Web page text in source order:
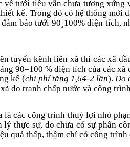
về tư­ới tiêu vẫn chưa tư­ơng
kế. Trong đó có hệ thống mới
bảo tưới 90 100% diện tích,
tuyến kênh liên xã thì các xã
90–100 % diện tích của các
kể (chi phí tăng 1,64-2 lần). Do
do tranh chấp nước và công
là các công trình thuỷ lợi nhỏ
thực sự, do chư­a có sự phân
quả thấp, thậm chí có công